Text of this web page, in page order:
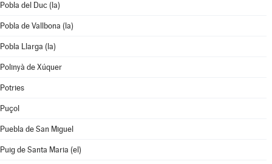
Pobla del Duc (la)
Pobla de Vallbona (la)
Pobla Llarga (la)
Polinyà de Xúquer
Potries
Puçol
Puebla de San Miguel
Puig de Santa Maria (el)